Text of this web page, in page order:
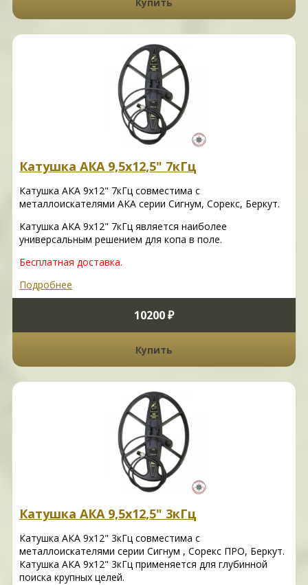
Катушка АКА 9,5х12,5" 7кГц
Катушка АКА 9х12" 7кГц совместима с
металлоискателями АКА серии Сигнум, Сорекс, Беркут.
Катушка АКА 9х12" 7кГц является наиболее
универсальным решением для копа в поле.
Бесплатная доставка.
Подробнее
10200 ₽
Купить
Катушка АКА 9,5х12,5" 3кГц
Катушка АКА 9х12" 3кГц совместима с
металлоискателями серии Сигнум , Сорекс ПРО, Беркут.
Катушка АКА 9х12" 3кГц применяется для глубинной
поиска крупных целей.